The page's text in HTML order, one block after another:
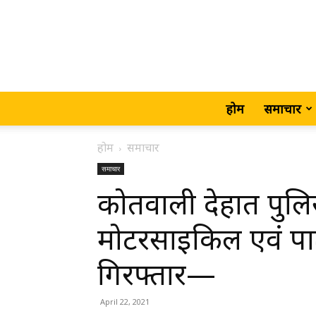
होम समाचार
होम समाचार
समाचार
कोतवाली देहात
मोटरसाइकिल एवं
गिरफ्तार—
April 22, 2021